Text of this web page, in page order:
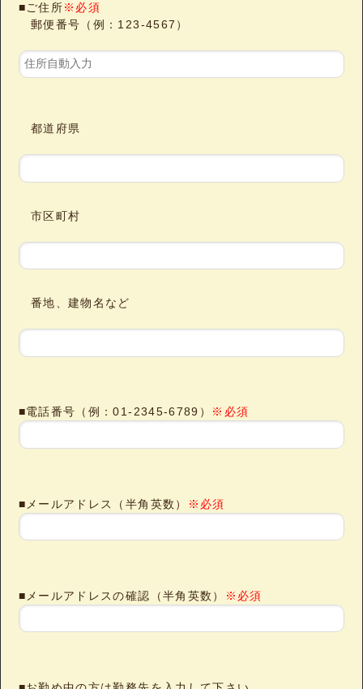
■ご住所 ※必須
郵便番号（例：123-4567）
都道府県
市区町村
番地、建物名など
■電話番号（例：01-2345-6789） ※必須
■メールアドレス（半角英数） ※必須
■メールアドレスの確認（半角英数） ※必須